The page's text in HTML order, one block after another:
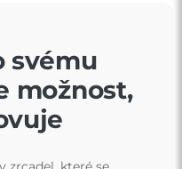
svému
možnost,